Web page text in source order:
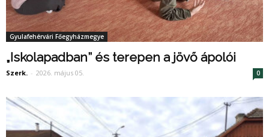
Gyulafehérvári Főegyházmegye
„Iskolapadban” és terepen a jövő ápolói
Szerk. - 2026. május 05. 0